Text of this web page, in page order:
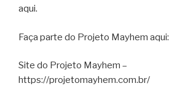
aqui.
Faça parte do Projeto Mayhem aqui:
Site do Projeto Mayhem –
https://projetomayhem.com.br/